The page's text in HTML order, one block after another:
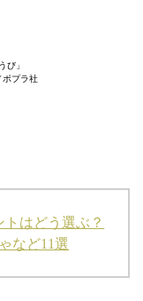
び」
プラ社
はどう選ぶ？
など11選